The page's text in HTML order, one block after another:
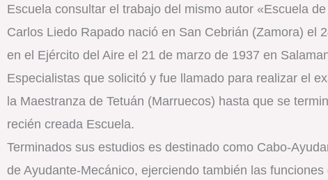
Escuela consultar el trabajo del mismo autor «Escuela
Carlos Liedo Rapado nació en San Cebrián (Zamora) el
en el Ejército del Aire el 21 de marzo de 1937 en
Especialistas que solicitó y fue llamado para realizar el
la Maestranza de Tetuán (Marruecos) hasta que se
recién creada Escuela.
Terminados sus estudios es destinado como Cabo-
de Ayudante-Mecánico, ejerciendo también las